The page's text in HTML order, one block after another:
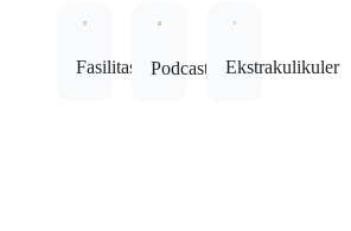
Fasilitas Podcast Ekstrakulikuler